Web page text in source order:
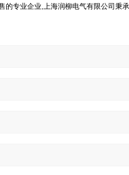
的专业企业,上海润柳电气有限公司秉